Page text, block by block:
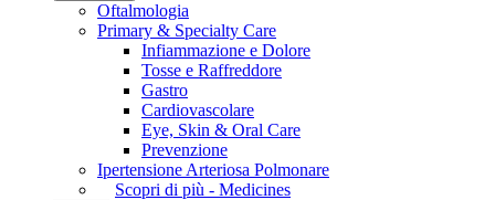
Oftalmologia
Primary & Specialty Care
Infiammazione e Dolore
Tosse e Raffreddore
Gastro
Cardiovascolare
Eye, Skin & Oral Care
Prevenzione
Ipertensione Arteriosa Polmonare
Scopri di più - Medicines